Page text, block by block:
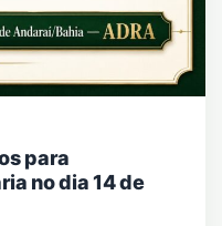
para
no dia 14 de